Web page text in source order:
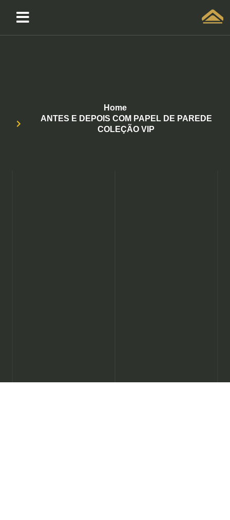
Home
ANTES E DEPOIS COM PAPEL DE PAREDE
COLEÇÃO VIP